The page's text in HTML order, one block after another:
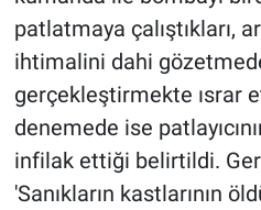
patlatmaya çalıştıkları,
ihtimalini dahi
gerçekleştirmekte ısrar
denemede ise
infilak ettiği belirtildi.
'Sanıkların kastlarının